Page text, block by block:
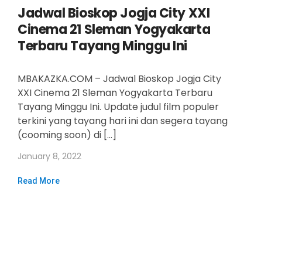
Jadwal Bioskop Jogja City XXI
Cinema 21 Sleman Yogyakarta
Terbaru Tayang Minggu Ini
MBAKAZKA.COM – Jadwal Bioskop Jogja City
XXI Cinema 21 Sleman Yogyakarta Terbaru
Tayang Minggu Ini. Update judul film populer
terkini yang tayang hari ini dan segera tayang
(cooming soon) di […]
January 8, 2022
Read More